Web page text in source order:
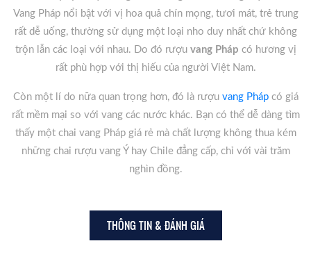
Vang Pháp nổi bật với vị hoa quả chín mọng, tươi mát, trẻ trung
rất dễ uống, thường sử dụng một loại nho duy nhất chứ không
trộn lẫn các loại với nhau. Do đó rượu vang Pháp có hương vị
rất phù hợp với thị hiếu của người Việt Nam.
Còn một lí do nữa quan trọng hơn, đó là rượu vang Phápcó giá
rất mềm mại so với vang các nước khác. Bạn có thể dễ dàng tìm
thấy một chai vang Pháp giá rẻ mà chất lượng không thua kém
những chai rượu vang Ý hay Chile đẳng cấp, chỉ với vài trăm
nghìn đồng.
THÔNG TIN & ĐÁNH GIÁ